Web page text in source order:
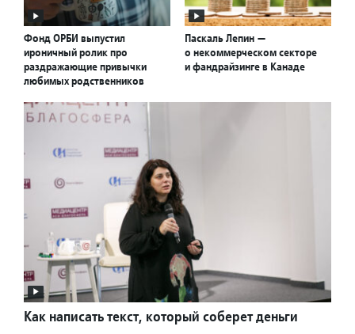
Фонд ОРБИ выпустил
ироничный ролик про
раздражающие привычки
любимых родственников
Паскаль Лепин —
о некоммерческом секторе
и фандрайзинге в Канаде
Как написать текст, который соберет деньги